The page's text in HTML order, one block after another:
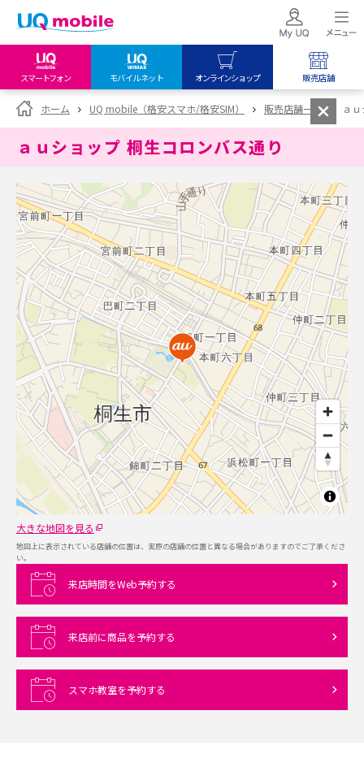
スマートフォン モバイルネット オンラインショップ 販売店舗
my UQ WiMAX
UQ WiMAX ご契約の方
My UQ mobile
UQ mobile
データチャージサイト
UQ mobile
オンラインショップ
UQ WiMAX
UQ mobile
販売店舗
UQ WiMAX
ホーム UQ mobile（格安スマホ/格安SIM） 販売店舗一覧 ａ
ａｕショップ 桐生コロンバス通り
大きな地図を見る
地図上に表示されている店舗の位置は、実際の店舗の位置と異なる場合がありますのでご了承くださ
い。
来店時間をWeb予約する
来店前に商品を予約する
スマホ教室を予約する